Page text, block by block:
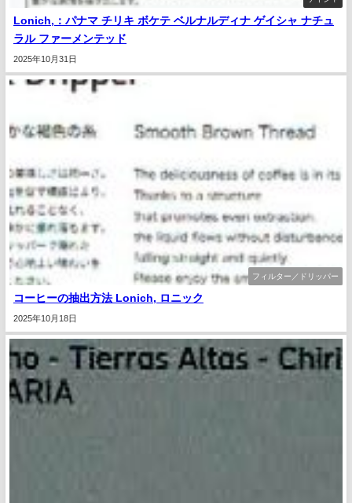
Lonich,：パナマ チリキ ボケテ ベルナルディナ ゲイシャ ナチュ
ラル ファーメンテッド
2025年10月31日
フィルター／ドリッパー
コーヒーの抽出方法 Lonich, ロニック
2025年10月18日